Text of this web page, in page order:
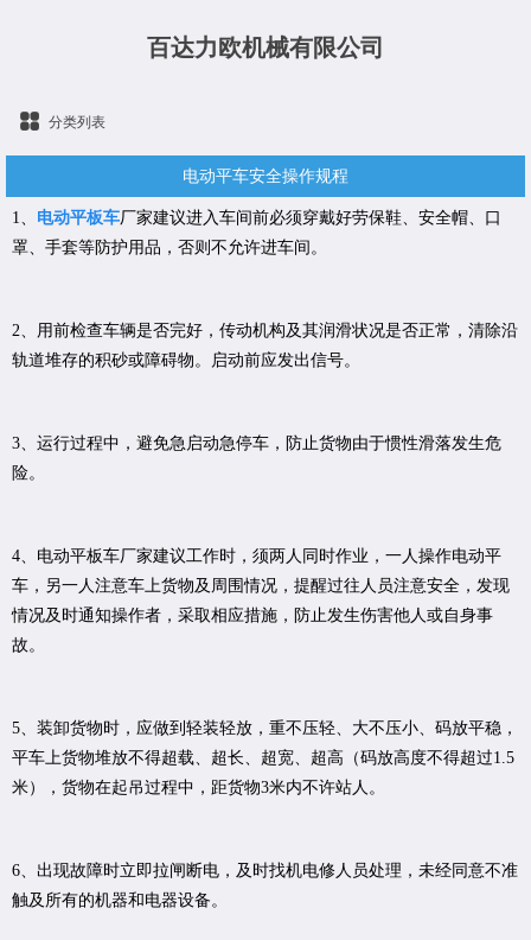
百达力欧机械有限公司
分类列表
电动平车安全操作规程
1、 电动平板车厂家建议进入车间前必须穿戴好劳保鞋、安全帽、口
罩、手套等防护用品，否则不允许进车间。
2、用前检查车辆是否完好，传动机构及其润滑状况是否正常，清除沿
轨道堆存的积砂或障碍物。启动前应发出信号。
3、运行过程中，避免急启动急停车，防止货物由于惯性滑落发生危
险。
4、电动平板车厂家建议工作时，须两人同时作业，一人操作电动平
车，另一人注意车上货物及周围情况，提醒过往人员注意安全，发现
情况及时通知操作者，采取相应措施，防止发生伤害他人或自身事
故。
5、装卸货物时，应做到轻装轻放，重不压轻、大不压小、码放平稳，
平车上货物堆放不得超载、超长、超宽、超高（码放高度不得超过1.5
米），货物在起吊过程中，距货物3米内不许站人。
6、出现故障时立即拉闸断电，及时找机电修人员处理，未经同意不准
触及所有的机器和电器设备。